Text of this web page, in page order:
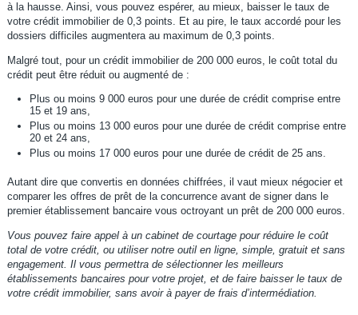
à la hausse. Ainsi, vous pouvez espérer, au mieux, baisser le taux de
votre crédit immobilier de 0,3 points. Et au pire, le taux accordé pour les
dossiers difficiles augmentera au maximum de 0,3 points.
Malgré tout, pour un crédit immobilier de 200 000 euros, le coût total du
crédit peut être réduit ou augmenté de :
Plus ou moins 9 000 euros pour une durée de crédit comprise entre
15 et 19 ans,
Plus ou moins 13 000 euros pour une durée de crédit comprise entre
20 et 24 ans,
Plus ou moins 17 000 euros pour une durée de crédit de 25 ans.
Autant dire que convertis en données chiffrées, il vaut mieux négocier et
comparer les offres de prêt de la concurrence avant de signer dans le
premier établissement bancaire vous octroyant un prêt de 200 000 euros.
Vous pouvez faire appel à un cabinet de courtage pour réduire le coût
total de votre crédit, ou utiliser notre outil en ligne, simple, gratuit et sans
engagement. Il vous permettra de sélectionner les meilleurs
établissements bancaires pour votre projet, et de faire baisser le taux de
votre crédit immobilier, sans avoir à payer de frais d’intermédiation.